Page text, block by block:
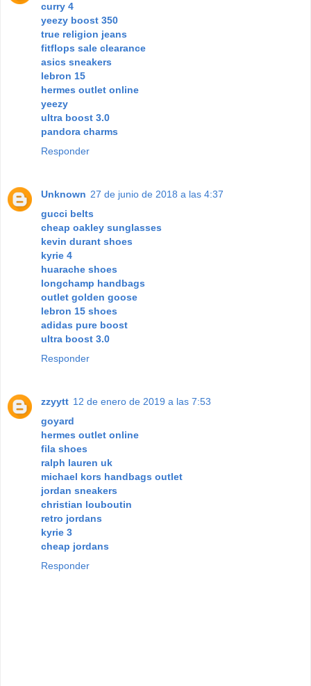
curry 4
yeezy boost 350
true religion jeans
fitflops sale clearance
asics sneakers
lebron 15
hermes outlet online
yeezy
ultra boost 3.0
pandora charms
Responder
Unknown 27 de junio de 2018 a las 4:37
gucci belts
cheap oakley sunglasses
kevin durant shoes
kyrie 4
huarache shoes
longchamp handbags
outlet golden goose
lebron 15 shoes
adidas pure boost
ultra boost 3.0
Responder
zzyytt 12 de enero de 2019 a las 7:53
goyard
hermes outlet online
fila shoes
ralph lauren uk
michael kors handbags outlet
jordan sneakers
christian louboutin
retro jordans
kyrie 3
cheap jordans
Responder